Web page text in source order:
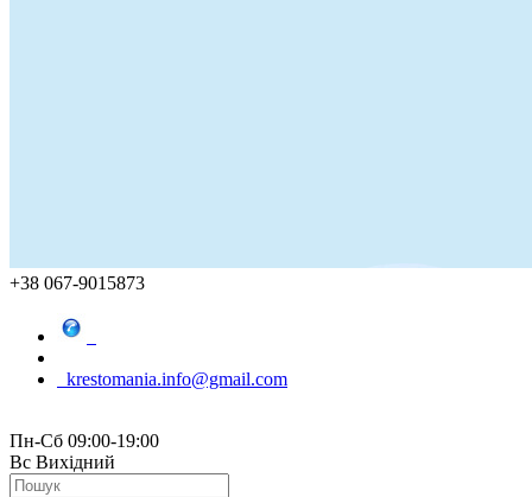
+38 067-9015873
krestomania.info@gmail.com
Пн-Сб 09:00-19:00
Вс Вихідний